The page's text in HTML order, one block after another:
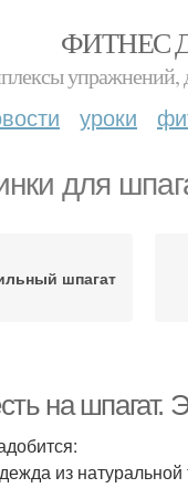
ФИТНЕС
упражнений,
уроки
для
шпагат
на шпагат.
из